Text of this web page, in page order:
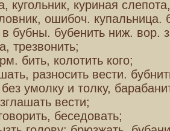
кугольник, куриная слепота,
ошибоч. купальница.
бубны. бубенить ниж. вор.
трезвонить;
бить, колотить кого;
разносить вести.
умолку и толку,
вести;
беседовать;